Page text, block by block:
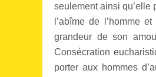
seulement ainsi qu’elle
l’abîme de l’homme
grandeur de son
Consécration
porter aux hommes